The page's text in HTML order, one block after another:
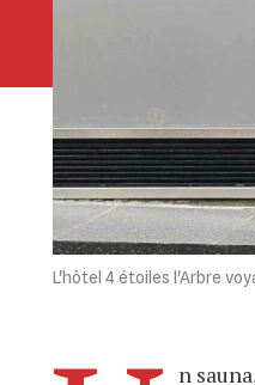
L'hôtel 4 étoiles l'Arbre
n